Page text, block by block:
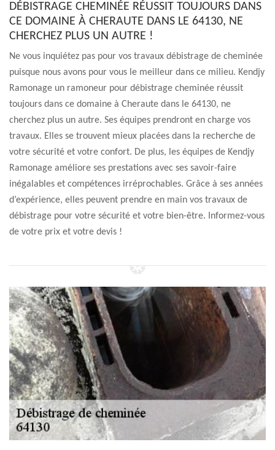
DÉBISTRAGE CHEMINÉE RÉUSSIT TOUJOURS DANS
CE DOMAINE À CHERAUTE DANS LE 64130, NE
CHERCHEZ PLUS UN AUTRE !
Ne vous inquiétez pas pour vos travaux débistrage de cheminée
puisque nous avons pour vous le meilleur dans ce milieu. Kendjy
Ramonage un ramoneur pour débistrage cheminée réussit
toujours dans ce domaine à Cheraute dans le 64130, ne
cherchez plus un autre. Ses équipes prendront en charge vos
travaux. Elles se trouvent mieux placées dans la recherche de
votre sécurité et votre confort. De plus, les équipes de Kendjy
Ramonage améliore ses prestations avec ses savoir-faire
inégalables et compétences irréprochables. Grâce à ses années
d’expérience, elles peuvent prendre en main vos travaux de
débistrage pour votre sécurité et votre bien-être. Informez-vous
de votre prix et votre devis !